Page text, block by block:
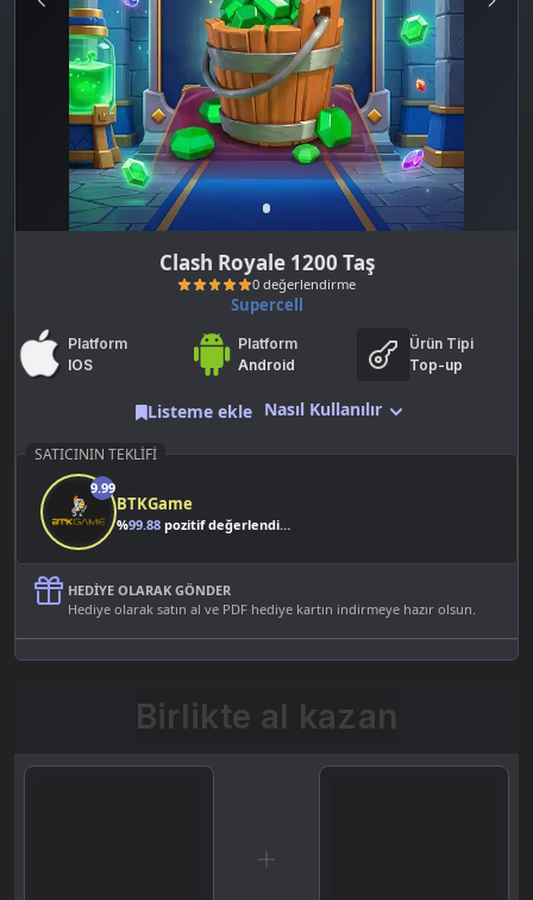
Clash Royale 1200 Taş
Supercell
Platform
IOS
Platform
Android
Ürün Tipi
Top-up
Nasıl Kullanılır
Listeme ekle
SATICININ TEKLIFI
9.99
BTKGame
%99.88 pozitif değerlendirme
HEDIYE OLARAK GÖNDER
Hediye olarak satın al ve PDF hediye kartın indirmeye hazır olsun.
Birlikte al kazan